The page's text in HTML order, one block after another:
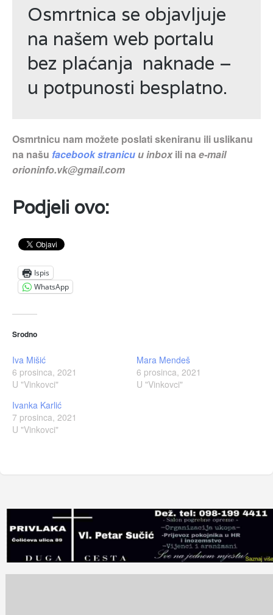
Osmrtnica se objavljuje
na našem web portalu
bez plaćanja naknade –
u potpunosti besplatno.
Osmrtnicu nam možete poslati skeniranu ili uslikanu
na našu facebook stranicu u inboxili nae-mail
orioninfo.vk@gmail.com
Podjeli ovo:
Ispis
WhatsApp
Srodno
Iva Mišić
6 prosinca, 2021
U "Vinkovci"
Mara Mendeš
6 prosinca, 2021
U "Vinkovci"
Ivanka Karlić
7 prosinca, 2021
U "Vinkovci"